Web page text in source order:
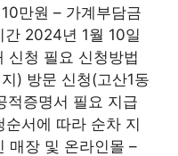
만원 – 가계부담금
간 2024년 1월 10일
청 필요 신청방법
) 방문 신청(고산1동
적증명서 필요 지급
서에 따라 순차 지
매장 및 온라인몰 –